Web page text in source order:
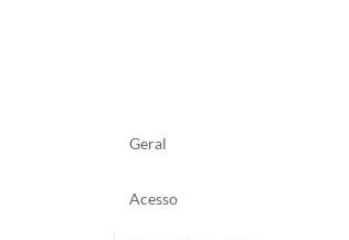
Geral
Acesso